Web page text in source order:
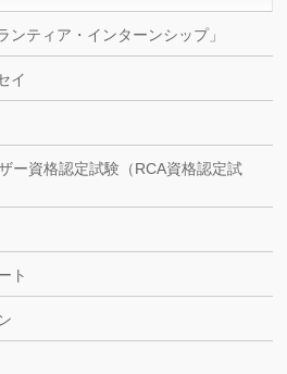
ンティア・インターンシップ」
イ
ー資格認定試験（RCA資格認定試
ト